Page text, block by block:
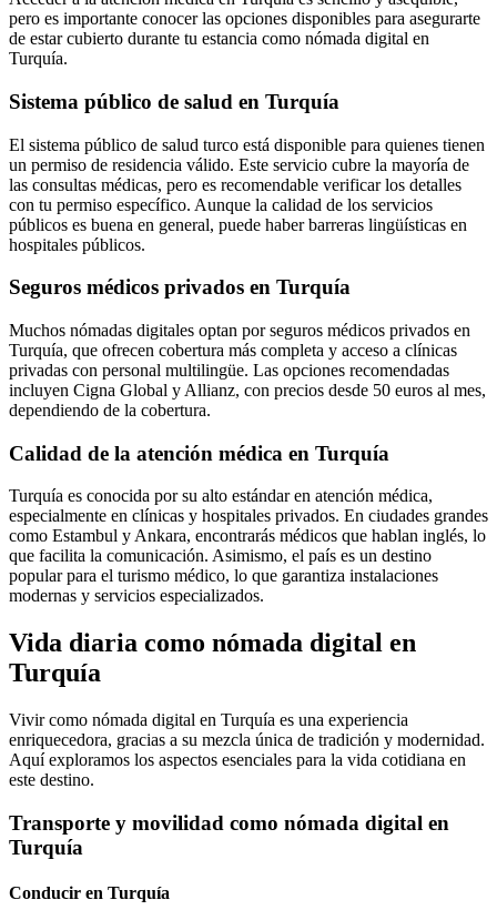
pero es importante conocer las opciones disponibles para asegurarte
de estar cubierto durante tu estancia como nómada digital en
Turquía.
Sistema público de salud en Turquía
El sistema público de salud turco está disponible para quienes tienen
un permiso de residencia válido. Este servicio cubre la mayoría de
las consultas médicas, pero es recomendable verificar los detalles
con tu permiso específico. Aunque la calidad de los servicios
públicos es buena en general, puede haber barreras lingüísticas en
hospitales públicos.
Seguros médicos privados en Turquía
Muchos nómadas digitales optan por seguros médicos privados en
Turquía, que ofrecen cobertura más completa y acceso a clínicas
privadas con personal multilingüe. Las opciones recomendadas
incluyen Cigna Global y Allianz, con precios desde 50 euros al mes,
dependiendo de la cobertura.
Calidad de la atención médica en Turquía
Turquía es conocida por su alto estándar en atención médica,
especialmente en clínicas y hospitales privados. En ciudades grandes
como Estambul y Ankara, encontrarás médicos que hablan inglés, lo
que facilita la comunicación. Asimismo, el país es un destino
popular para el turismo médico, lo que garantiza instalaciones
modernas y servicios especializados.
Vida diaria como nómada digital en
Turquía
Vivir como nómada digital en Turquía es una experiencia
enriquecedora, gracias a su mezcla única de tradición y modernidad.
Aquí exploramos los aspectos esenciales para la vida cotidiana en
este destino.
Transporte y movilidad como nómada digital en
Turquía
Conducir en Turquía